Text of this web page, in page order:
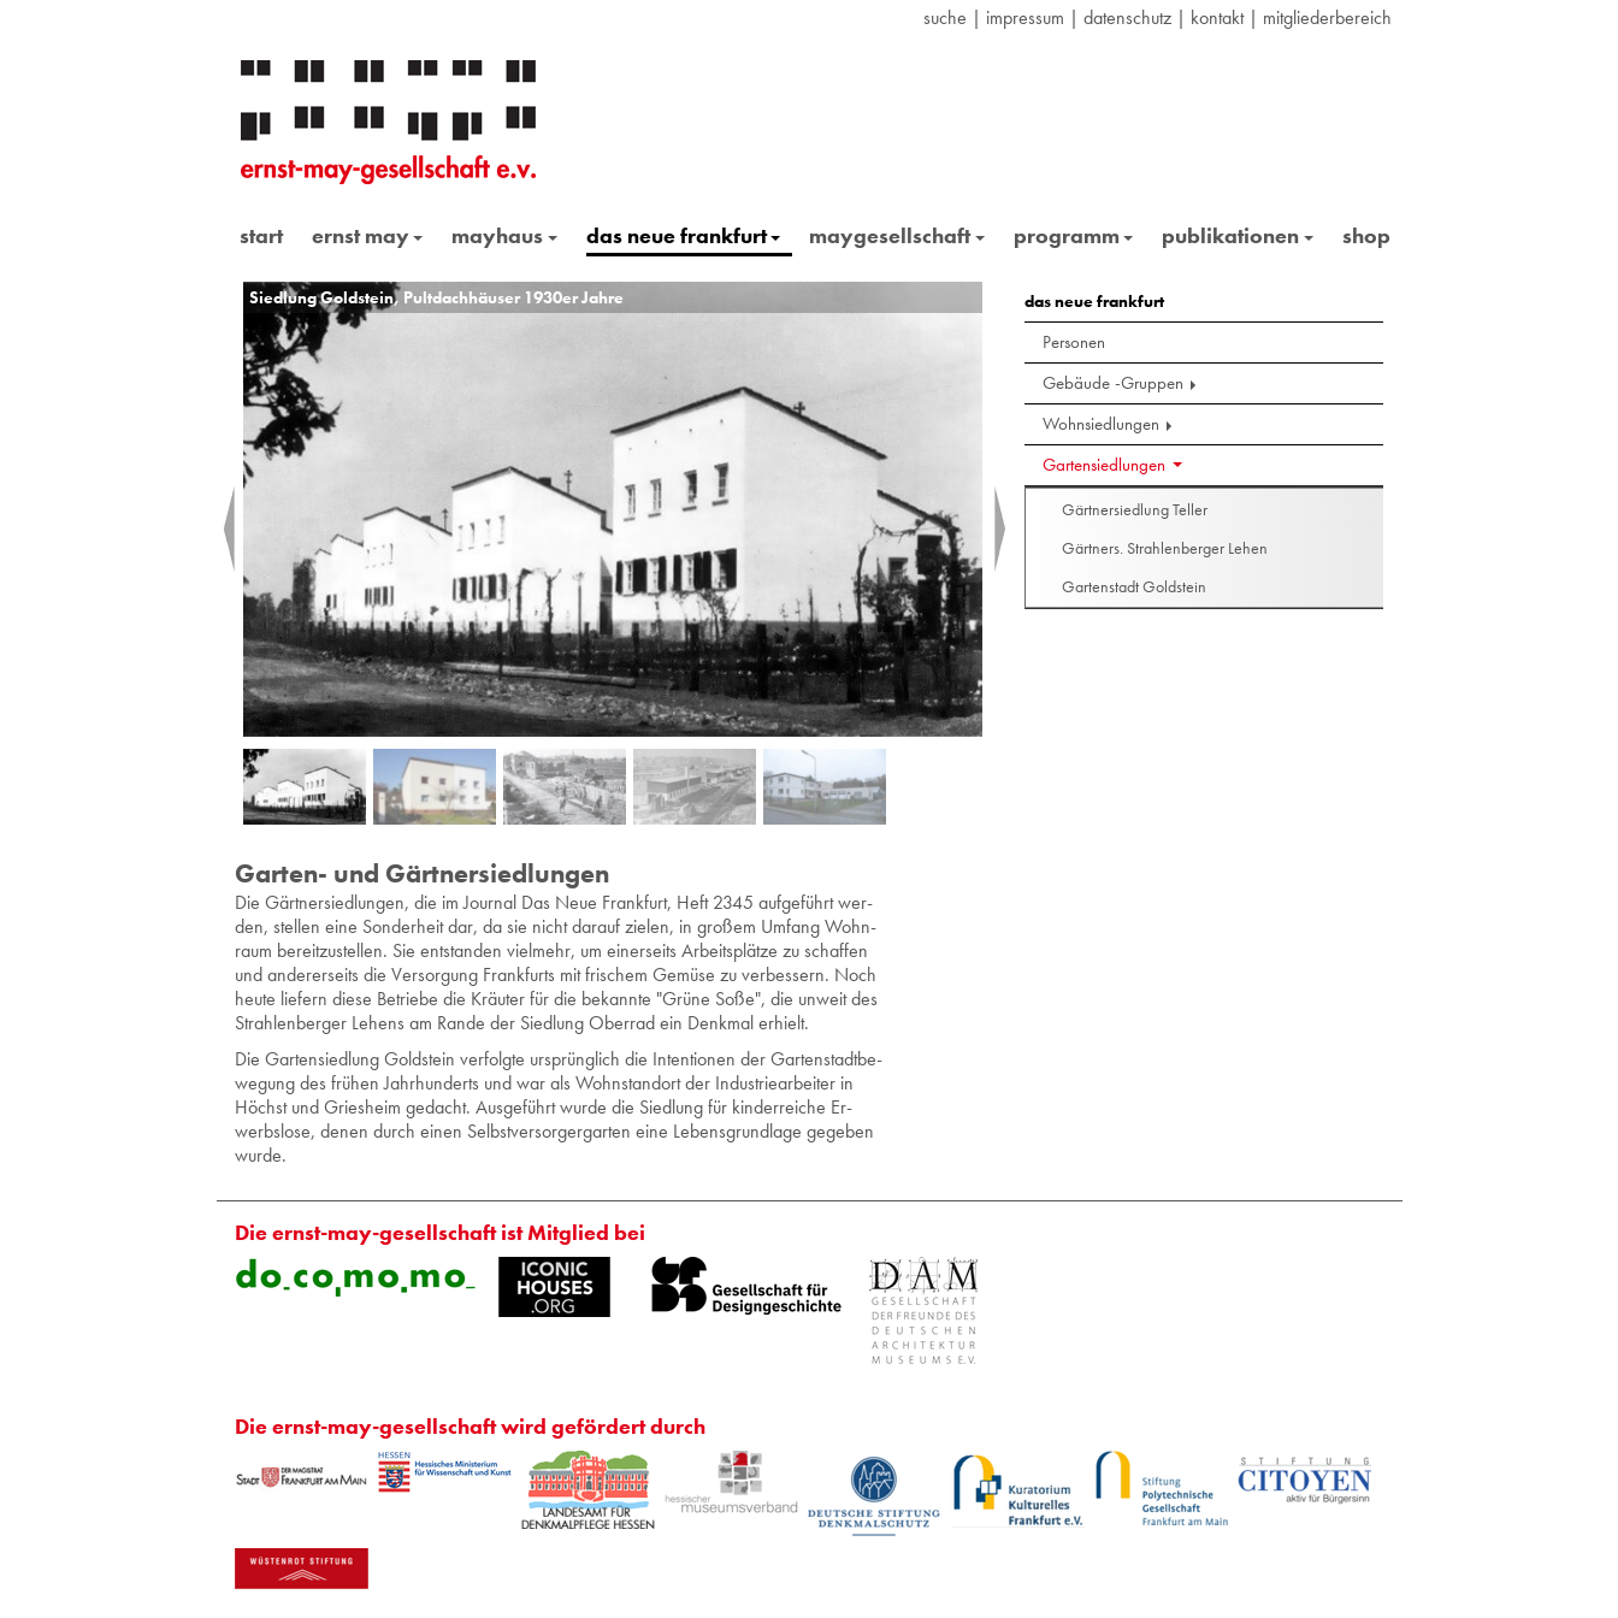
suche | impressum | datenschutz | kontakt| mitgliederbereich
start ernst may mayhaus das neue frankfurt maygesellschaft programm publikationen shop
Siedlung Goldstein, Pultdachhäuser 1930er Jahre Siedlung Goldstein, Pultdachhäuser
Garten- und Gärtnersiedlungen
Die Gärt­ner­sied­lun­gen, die im Jour­nal Das Neue Frank­furt, Heft 2345 auf­ge­führt wer­
den, stel­len eine Son­der­heit dar, da sie nicht dar­auf zie­len, in gro­ßem Um­fang Wohn­
raum be­reit­zu­stel­len. Sie ent­stan­den viel­mehr, um ei­ner­seits Ar­beits­plät­ze zu schaf­fen
und an­de­rer­seits die Ver­sor­gung Frank­furts mit fri­schem Ge­mü­se zu ver­bes­sern. Noch
heute lie­fern diese Be­trie­be die Kräu­ter für die be­kann­te "Grüne Soße", die un­weit des
Strah­len­ber­ger Le­hens am Rande der Sied­lung Ober­rad ein Denk­mal er­hielt.
Die Gar­ten­sied­lung Gold­stein ver­folg­te ur­sprüng­lich die In­ten­tio­nen der Gar­ten­stadt­be­
we­gung des frü­hen Jahr­hun­derts und war als Wohn­stand­ort der In­dus­trie­ar­bei­ter in
Höchst und Gries­heim ge­dacht. Aus­ge­führt wurde die Sied­lung für kin­der­rei­che Er­
werbs­lo­se, denen durch einen Selbst­ver­sor­ger­gar­ten eine Le­bens­grund­la­ge ge­ge­ben
wurde.
das neue frankfurt
Personen
Gebäude -Gruppen
Wohnsiedlungen
Gartensiedlungen
Gärtnersiedlung Teller
Gärtners. Strahlenberger Lehen
Gartenstadt Goldstein
Die ernst-may-gesellschaft ist Mitglied bei
Die ernst-may-gesellschaft wird gefördert durch